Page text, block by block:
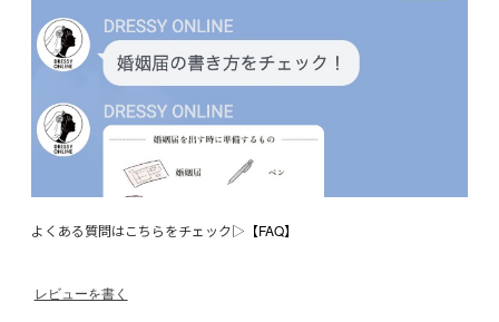
よくある質問はこちらをチェック▷ 【FAQ】
レビューを書く